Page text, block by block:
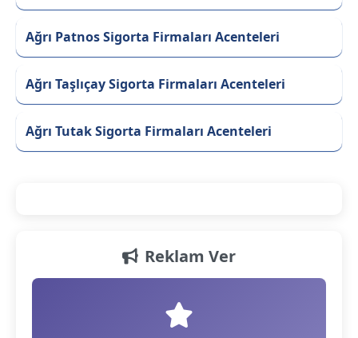
Ağrı Patnos Sigorta Firmaları Acenteleri
Ağrı Taşlıçay Sigorta Firmaları Acenteleri
Ağrı Tutak Sigorta Firmaları Acenteleri
Reklam Ver